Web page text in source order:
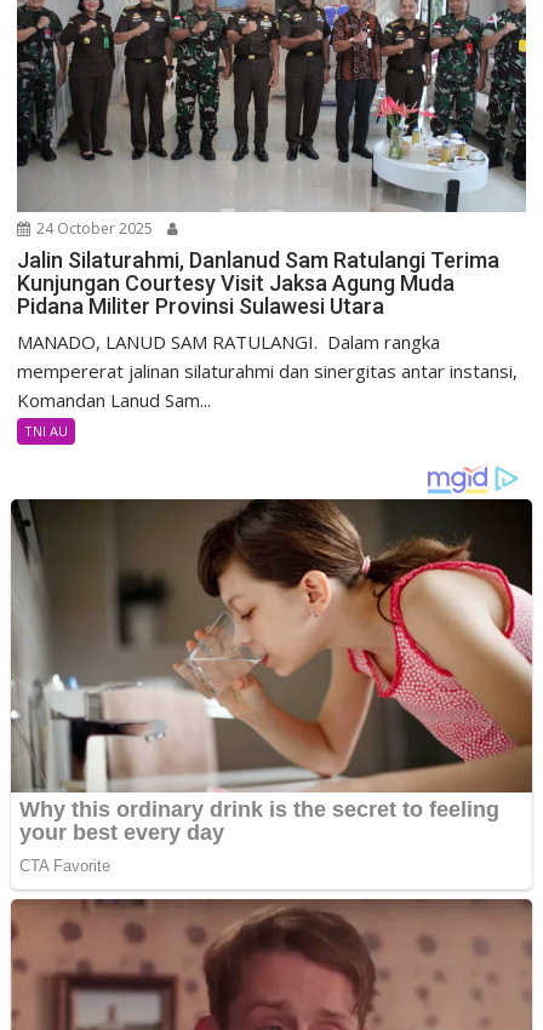
24 October 2025
Jalin Silaturahmi, Danlanud Sam Ratulangi Terima
Kunjungan Courtesy Visit Jaksa Agung Muda
Pidana Militer Provinsi Sulawesi Utara
MANADO, LANUD SAM RATULANGI. Dalam rangka
mempererat jalinan silaturahmi dan sinergitas antar instansi,
Komandan Lanud Sam...
TNI AU